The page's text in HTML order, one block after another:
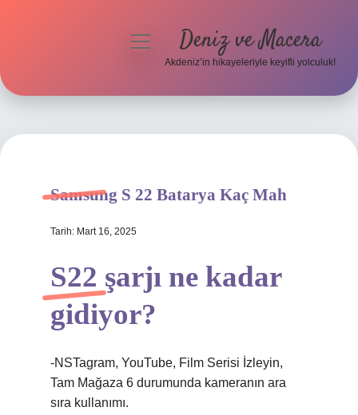
Hakkımızda
menüyü Deniz ve Macera
Akdeniz’in hikayeleriyle keyifli yolculuk!
Samsung S 22 Batarya Kaç Mah
Tarih: Mart 16, 2025
S22 şarjı ne kadar
gidiyor?
-NSTagram, YouTube, Film Serisi İzleyin,
Tam Mağaza 6 durumunda kameranın ara
sıra kullanımı.